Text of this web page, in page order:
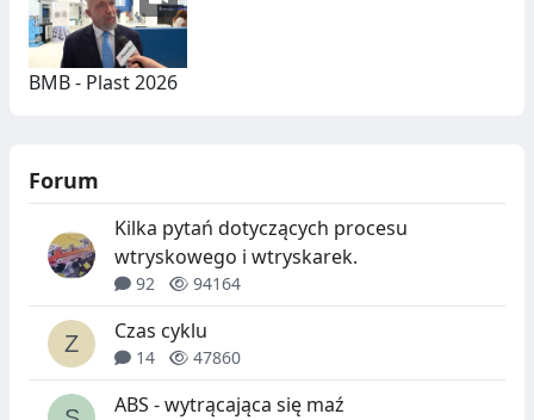
BMB - Plast 2026
Forum
Kilka pytań dotyczących procesu
wtryskowego i wtryskarek.
92 94164
Czas cyklu
14 47860
ABS - wytrącająca się maź